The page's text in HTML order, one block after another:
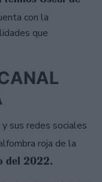
con la
que
y sus redes sociales
roja de la
del 2022.